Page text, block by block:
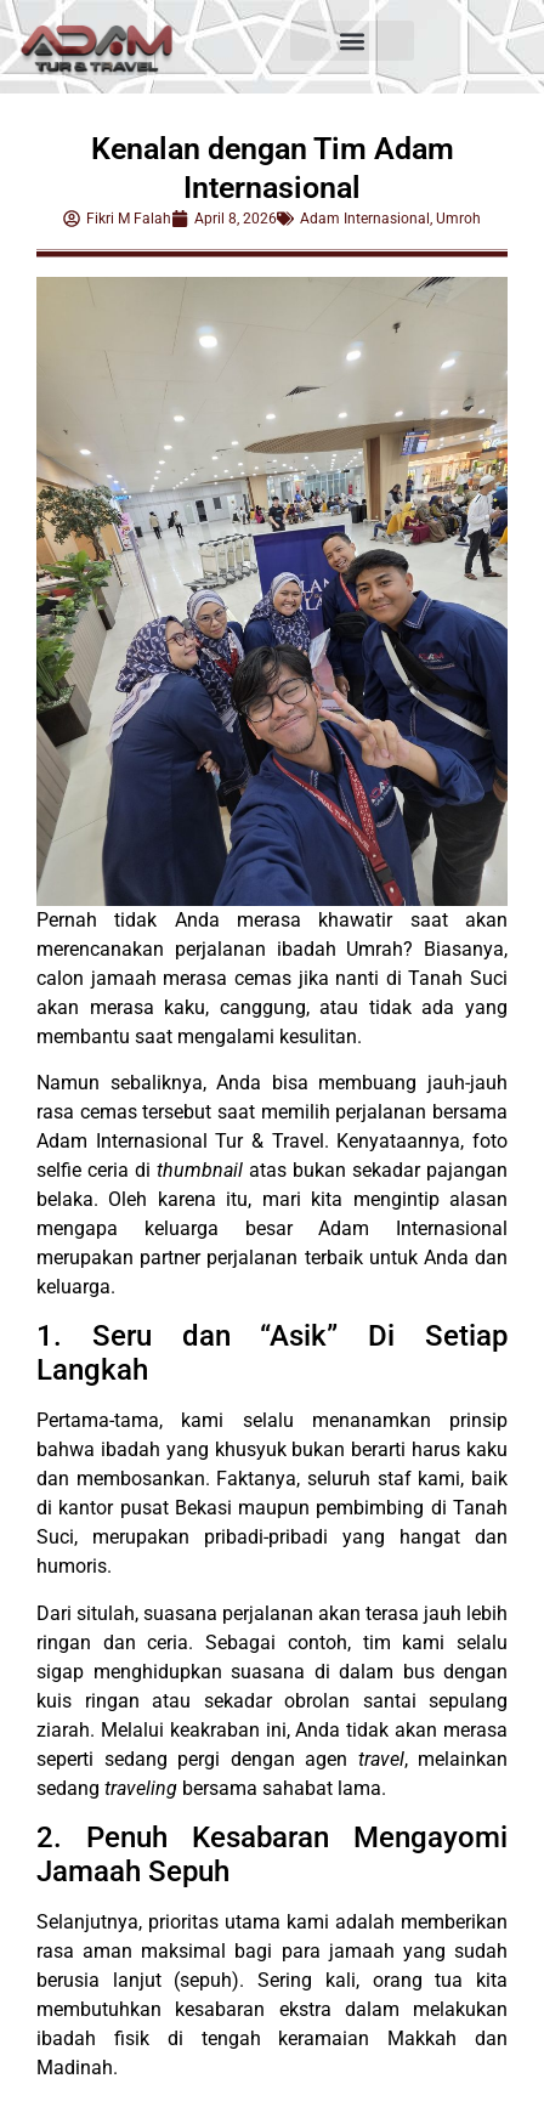
Kenalan dengan Tim Adam
Internasional
Fikri M Falah April 8, 2026 Adam Internasional , Umroh
Pernah tidak Anda merasa khawatir saat akan
merencanakan perjalanan ibadah Umrah? Biasanya,
calon jamaah merasa cemas jika nanti di Tanah Suci
akan merasa kaku, canggung, atau tidak ada yang
membantu saat mengalami kesulitan.
Namun sebaliknya, Anda bisa membuang jauh-jauh
rasa cemas tersebut saat memilih perjalanan bersama
Adam Internasional Tur & Travel. Kenyataannya, foto
selfie ceria di thumbnail atas bukan sekadar pajangan
belaka. Oleh karena itu, mari kita mengintip alasan
mengapa keluarga besar Adam Internasional
merupakan partner perjalanan terbaik untuk Anda dan
keluarga.
1. Seru dan “Asik” Di Setiap
Langkah
Pertama-tama, kami selalu menanamkan prinsip
bahwa ibadah yang khusyuk bukan berarti harus kaku
dan membosankan. Faktanya, seluruh staf kami, baik
di kantor pusat Bekasi maupun pembimbing di Tanah
Suci, merupakan pribadi-pribadi yang hangat dan
humoris.
Dari situlah, suasana perjalanan akan terasa jauh lebih
ringan dan ceria. Sebagai contoh, tim kami selalu
sigap menghidupkan suasana di dalam bus dengan
kuis ringan atau sekadar obrolan santai sepulang
ziarah. Melalui keakraban ini, Anda tidak akan merasa
seperti sedang pergi dengan agen travel, melainkan
sedang traveling bersama sahabat lama.
2. Penuh Kesabaran Mengayomi
Jamaah Sepuh
Selanjutnya, prioritas utama kami adalah memberikan
rasa aman maksimal bagi para jamaah yang sudah
berusia lanjut (sepuh). Sering kali, orang tua kita
membutuhkan kesabaran ekstra dalam melakukan
ibadah fisik di tengah keramaian Makkah dan
Madinah.